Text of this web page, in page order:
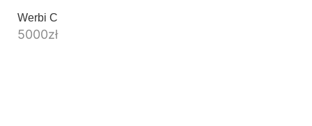
Werbi C
5000zł